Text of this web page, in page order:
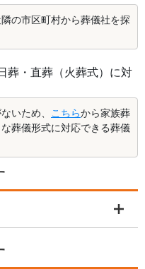
の市区町村から葬儀社を探
葬・直葬（火葬式）に対
いため、 こちらから家族葬
葬儀形式に対応できる葬儀